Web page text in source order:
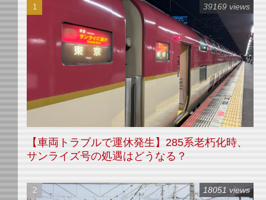
【車両トラブルで運休発生】285系老朽化時、
サンライズ号の処遇はどうなる？
39169 views
18051 views